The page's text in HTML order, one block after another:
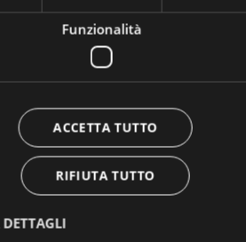
Funzionalità
ACCETTA TUTTO
RIFIUTA TUTTO